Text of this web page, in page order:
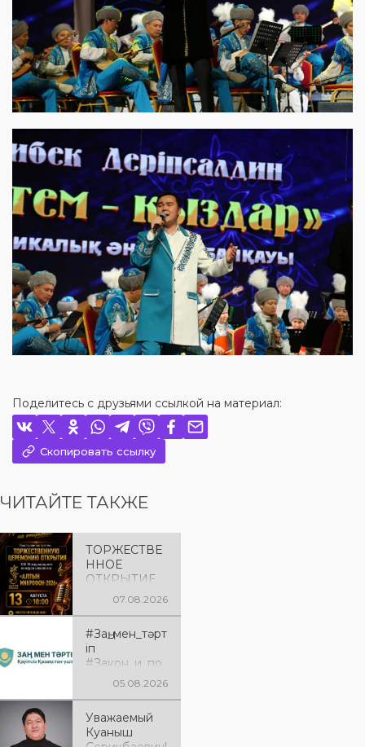
Поделитесь с друзьями ссылкой на материал:
Скопировать ссылку
ЧИТАЙТЕ ТАКЖЕ
ТОРЖЕСТВЕ
ННОЕ
ОТКРЫТИЕ
«АЛТЫН
Приглашаем
вас на
торжественн
церемонию
открытия XXII
Международ
ного
07.08.2026
#Заң_мен_тәрт
іп
#Закон_и_по
рядок05.08.2026
Уважаемый
Куаныш